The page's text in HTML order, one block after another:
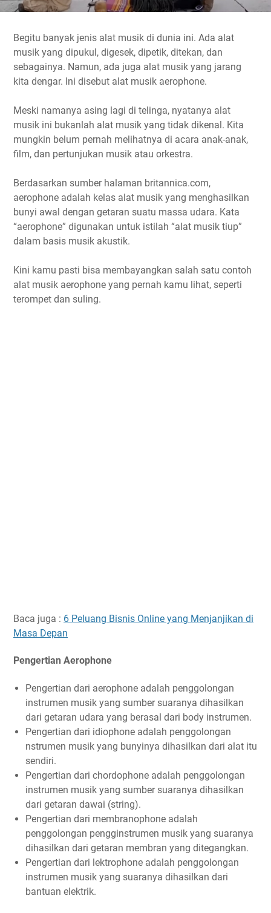
Begitu banyak jenis alat musik di dunia ini. Ada alat
musik yang dipukul, digesek, dipetik, ditekan, dan
sebagainya. Namun, ada juga alat musik yang jarang
kita dengar. Ini disebut alat musik aerophone.
Meski namanya asing lagi di telinga, nyatanya alat
musik ini bukanlah alat musik yang tidak dikenal. Kita
mungkin belum pernah melihatnya di acara anak-anak,
film, dan pertunjukan musik atau orkestra.
Berdasarkan sumber halaman britannica.com,
aerophone adalah kelas alat musik yang menghasilkan
bunyi awal dengan getaran suatu massa udara. Kata
“aerophone” digunakan untuk istilah “alat musik tiup”
dalam basis musik akustik.
Kini kamu pasti bisa membayangkan salah satu contoh
alat musik aerophone yang pernah kamu lihat, seperti
terompet dan suling.
Baca juga : 6 Peluang Bisnis Online yang Menjanjikan di
Masa Depan
Pengertian Aerophone
Pengertian dari aerophone adalah penggolongan
instrumen musik yang sumber suaranya dihasilkan
dari getaran udara yang berasal dari body instrumen.
Pengertian dari idiophone adalah penggolongan
nstrumen musik yang bunyinya dihasilkan dari alat itu
sendiri.
Pengertian dari chordophone adalah penggolongan
instrumen musik yang sumber suaranya dihasilkan
dari getaran dawai (string).
Pengertian dari membranophone adalah
penggolongan pengginstrumen musik yang suaranya
dihasilkan dari getaran membran yang ditegangkan.
Pengertian dari lektrophone adalah penggolongan
instrumen musik yang suaranya dihasilkan dari
bantuan elektrik.